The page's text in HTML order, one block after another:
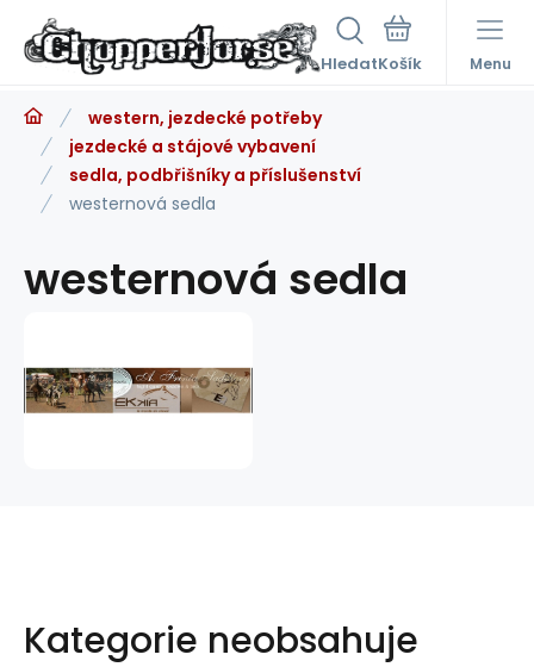
Hledat Menu
western, jezdecké potřeby
jezdecké a stájové vybavení
sedla, podbřišníky a příslušenství
westernová sedla
westernová sedla
Kategorie neobsahuje